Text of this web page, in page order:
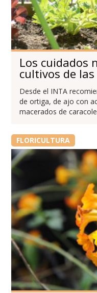
Los cuidados
cultivos de
Desde el INTA
de ortiga, de ajo con
macerados de
FLORICULTURA